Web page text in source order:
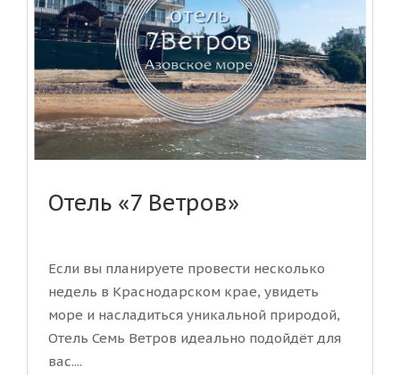
Отель «7 Ветров»
Если вы планируете провести несколько
недель в Краснодарском крае, увидеть
море и насладиться уникальной природой,
Отель Семь Ветров идеально подойдёт для
вас....